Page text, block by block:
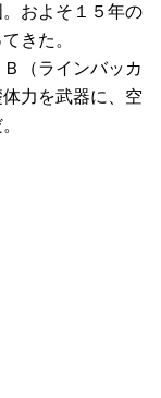
およそ１５年の
きた。
（ラインバッカ
力を武器に、空